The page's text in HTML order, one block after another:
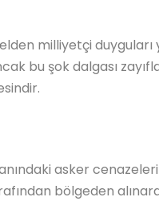
elden milliyetçi
bu şok dalgası
asker
bölgeden